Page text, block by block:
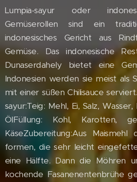
Lumpia-sayur oder
Gemüserollen sind ein
indonesisches Gericht aus
Gemüse. Das indonesische
Dunaserdahely bietet eine
Indonesien werden sie meist als
mit einer süßen Chilisauce
sayur:Teig: Mehl, Ei, Salz,
ÖlFüllung: Kohl, Karotten,
KäseZubereitung:Aus Maismehl
formen, die sehr leicht
eine Hälfte. Dann die Möhren
kochende Fasanenentenbrühe